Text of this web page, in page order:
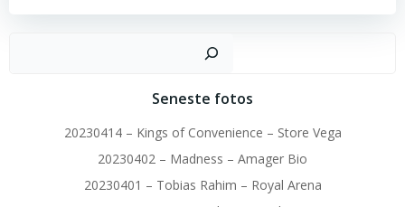
Seneste fotos
20230414 – Kings of Convenience – Store Vega
20230402 – Madness – Amager Bio
20230401 – Tobias Rahim – Royal Arena